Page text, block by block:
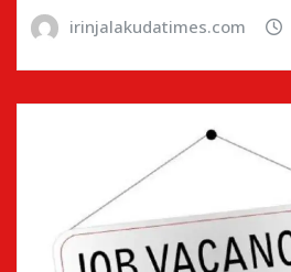
irinjalakudatimes.com